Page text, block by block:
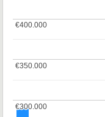
€300.000
€300.000
€350.000
€350.000
€400.000
€400.000